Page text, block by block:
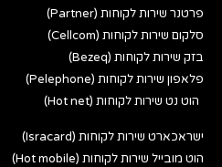
פרטנר שירות לקוחות (Partner)
סלקום שירות לקוחות (Cellcom)
בזק שירות לקוחות (Bezeq)
פלאפון שירות לקוחות (Pelephone)
הוט נט שירות לקוחות (Hot net)
ישראכארט שירות לקוחות (Isracard)
הוט מובייל שירות לקוחות (Hot mobile)